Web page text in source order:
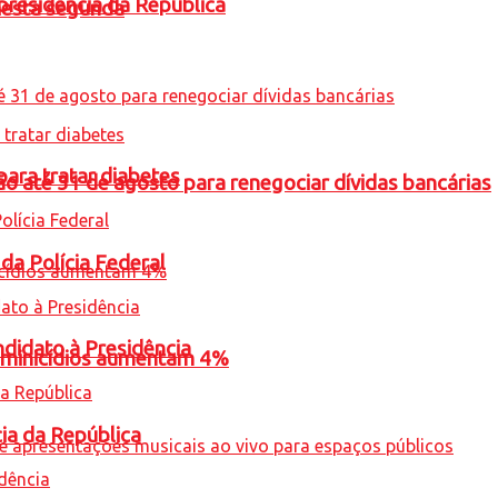
segunda
até 31 de agosto para renegociar dívidas bancárias
aumentam 4%
tratar diabetes
Polícia Federal
à Presidência
da República